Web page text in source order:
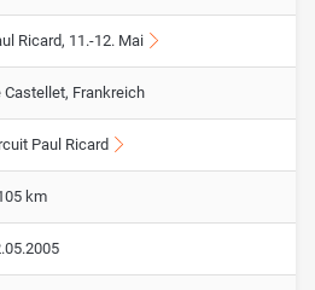
Ricard, 11.-12. Mai
Castellet, Frankreich
Paul Ricard
km